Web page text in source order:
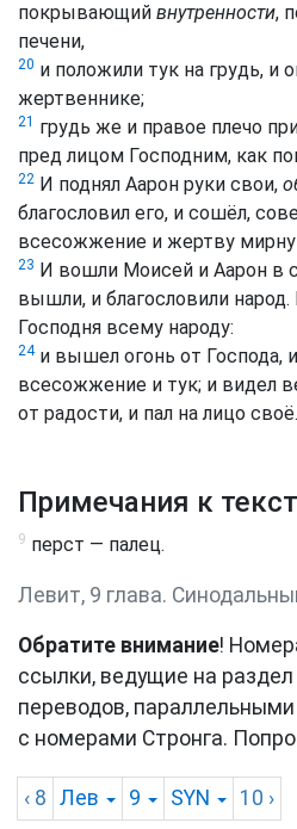
покрывающий внутренности,
печени,
20 и положили тук на грудь, и
жертвеннике;
21 грудь же и правое плечо
пред лицом Господним, как
22 И поднял Аарон руки свои,
благословил его, и сошёл,
всесожжение и жертву
23 И вошли Моисей и Аарон в
вышли, и благословили народ.
Господня всему народу:
24и вышел огонь от Господа,
всесожжение и тук; и видел
от радости, и пал на лицо своё.
Примечания к
9 перст — палец.
Левит, 9 глава.
Обратите внимание!
ссылки, ведущие на
переводов,
с номерами Стронга.
‹ 8 Лев 9 SYN 10 ›